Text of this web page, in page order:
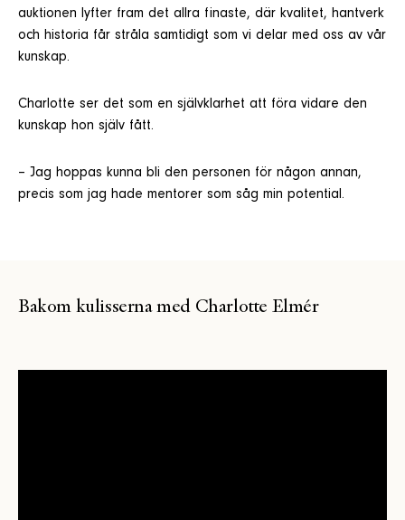
auktionen lyfter fram det allra finaste, där kvalitet, hantverk
och historia får stråla samtidigt som vi delar med oss av vår
kunskap.
Charlotte ser det som en självklarhet att föra vidare den
kunskap hon själv fått.
– Jag hoppas kunna bli den personen för någon annan,
precis som jag hade mentorer som såg min potential.
Bakom kulisserna med Charlotte Elmér